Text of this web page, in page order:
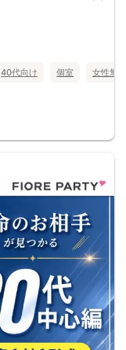
40代向け 個室 女性無料